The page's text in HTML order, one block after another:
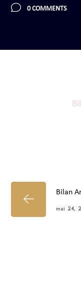
0 COMMENTS
Bilan
mai 24,